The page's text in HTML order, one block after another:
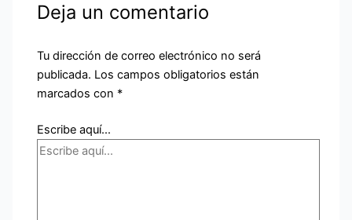
Deja un comentario
Tu dirección de correo electrónico no será
publicada. Los campos obligatorios están
marcados con *
Escribe aquí...